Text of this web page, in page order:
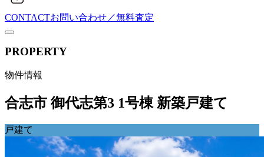
CONTACTお問い合わせ／無料査定
PROPERTY
物件情報
合志市 御代志第3 1号棟 新築戸建て
戸建て